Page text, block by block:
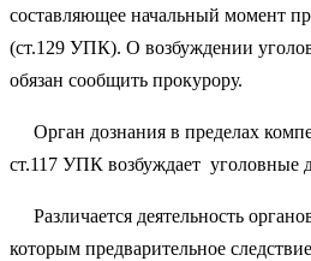
составляющее начальный момент
(ст.129 УПК). О возбуждении
обязан сообщить прокурору.
Орган дознания в пределах
ст.117 УПК возбуждает уголовные
Различается деятельность
которым предварительное